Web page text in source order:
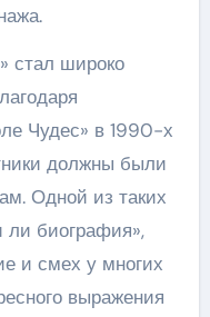
стал широко
Чудес» в 1990-х
должны были
Одной из таких
ли биография»,
и смех у многих
выражения